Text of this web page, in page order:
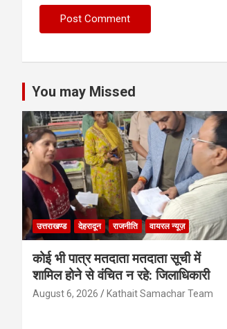
You may Missed
उत्तराखण्ड देहरादून राजनीति वायरल न्यूज़
कोई भी पात्र मतदाता मतदाता सूची में
शामिल होने से वंचित न रहे: जिलाधिकारी
August 6, 2026 Kathait Samachar Team